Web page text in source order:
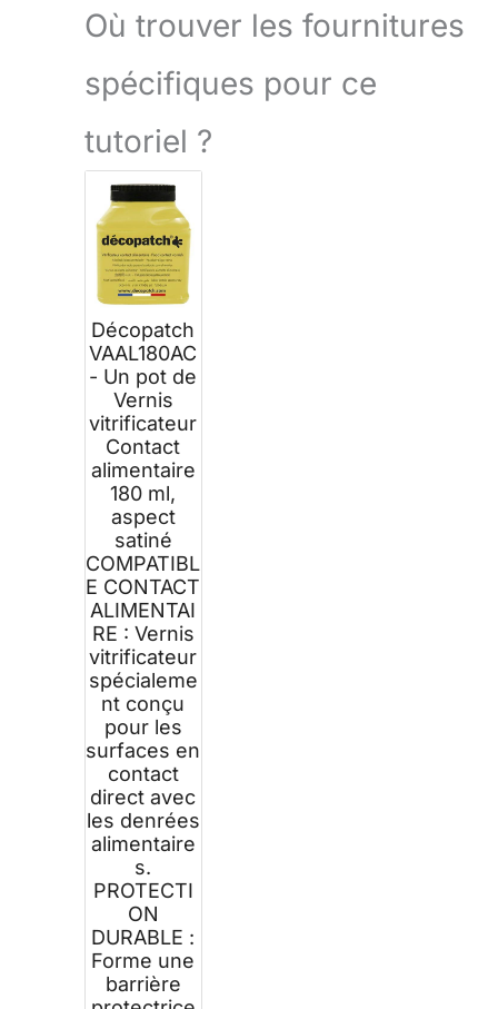
Où trouver les fournitures
spécifiques pour ce
tutoriel ?
Décopatch
VAAL180AC
- Un pot de
Vernis
vitrificateur
Contact
alimentaire
180 ml,
aspect
satiné
COMPATIBL
E CONTACT
ALIMENTAI
RE : Vernis
vitrificateur
spécialeme
nt conçu
pour les
surfaces en
contact
direct avec
les denrées
alimentaire
s.
PROTECTI
ON
DURABLE :
Forme une
barrière